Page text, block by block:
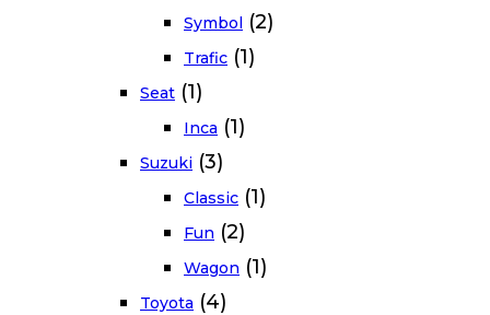
Symbol (2)
Trafic (1)
Seat (1)
Inca (1)
Suzuki (3)
Classic (1)
Fun (2)
Wagon (1)
Toyota (4)